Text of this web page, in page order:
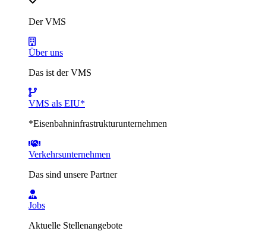
Der VMS
Über uns
Das ist der VMS
VMS als EIU*
*Eisenbahninfrastrukturunternehmen
Verkehrsunternehmen
Das sind unsere Partner
Jobs
Aktuelle Stellenangebote